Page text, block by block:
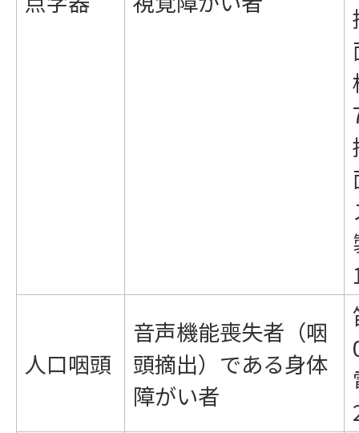
人口咽頭
音声機能喪失者（咽
頭摘出）である身体
障がい者